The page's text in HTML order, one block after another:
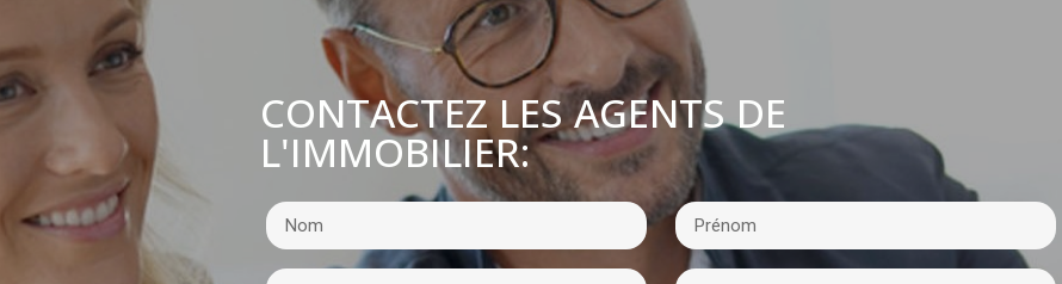
CONTACTEZ LES AGENTS DE
L'IMMOBILIER: